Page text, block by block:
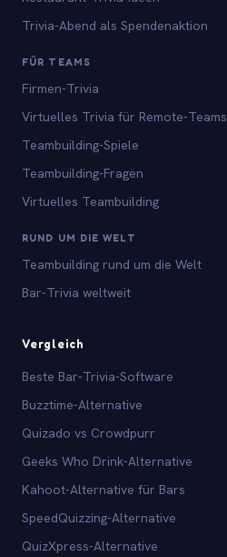
Trivia-Abend als Spendenaktion
FÜR TEAMS
Firmen-Trivia
Virtuelles Trivia für Remote-Teams
Teambuilding-Spiele
Teambuilding-Fragen
Virtuelles Teambuilding
RUND UM DIE WELT
Teambuilding rund um die Welt
Bar-Trivia weltweit
Vergleich
Beste Bar-Trivia-Software
Buzztime-Alternative
Quizado vs Crowdpurr
Geeks Who Drink-Alternative
Kahoot-Alternative für Bars
SpeedQuizzing-Alternative
QuizXpress-Alternative